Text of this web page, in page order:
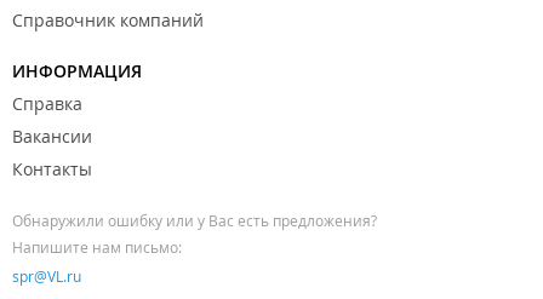
Справочник компаний
ИНФОРМАЦИЯ
Справка
Вакансии
Контакты
Обнаружили ошибку или у Вас есть предложения?
Напишите нам письмо:
spr@VL.ru